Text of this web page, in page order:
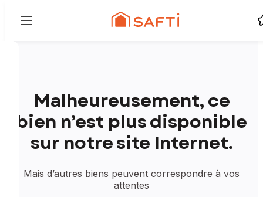
Malheureusement, ce
bien n’est plus disponible
sur notre site Internet.
Mais d’autres biens peuvent correspondre à vos
attentes